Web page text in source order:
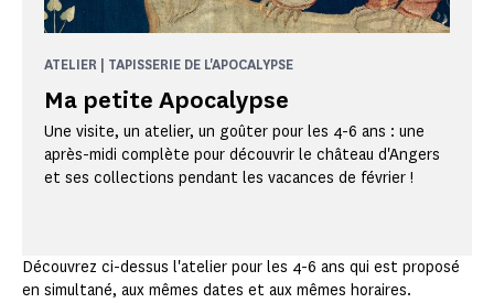
Ma petite Apocalypse
ATELIER | TAPISSERIE DE L'APOCALYPSE
Une visite, un atelier, un goûter pour les 4-6 ans : une
après-midi complète pour découvrir le château d'Angers
et ses collections pendant les vacances de février !
Découvrez ci-dessus l'atelier pour les 4-6 ans qui est proposé
en simultané, aux mêmes dates et aux mêmes horaires.